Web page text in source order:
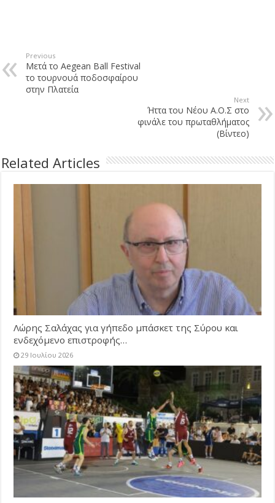
Previous
Μετά το Aegean Ball Festival
το τουρνουά ποδοσφαίρου
στην Πλατεία
Next
Ήττα του Νέου Α.Ο.Σ στο
φινάλε του πρωταθλήματος
(Βίντεο)
Related Articles
Λώρης Σαλάχας για γήπεδο μπάσκετ της Σύρου και
ενδεχόμενο επιστροφής…
29 Ιουλίου 2026